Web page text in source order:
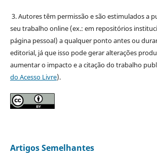
3. Autores têm permissão e são estimulados a
seu trabalho online (ex.: em repositórios
página pessoal) a qualquer ponto antes ou
editorial, já que isso pode gerar alterações
aumentar o impacto e a citação do trabalho
do Acesso Livre).
Artigos Semelhantes